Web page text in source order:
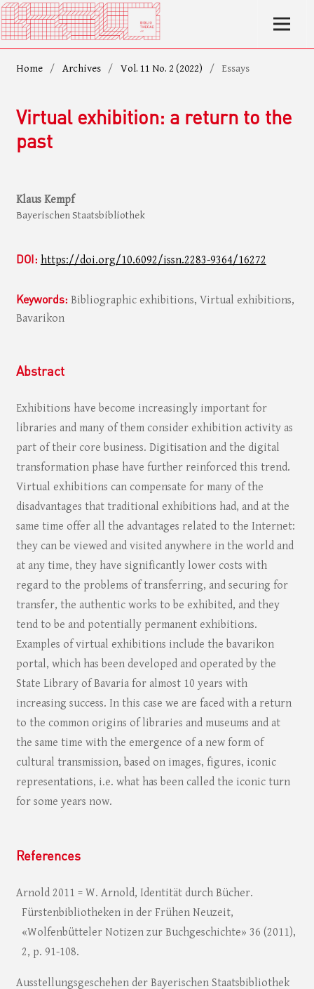
Home / Archives / Vol. 11 No. 2 (2022) / Essays
Virtual exhibition: a return to the
past
Klaus Kempf
Bayerischen Staatsbibliothek
DOI: https://doi.org/10.6092/issn.2283-9364/16272
Keywords: Bibliographic exhibitions, Virtual exhibitions,
Bavarikon
Abstract
Exhibitions have become increasingly important for
libraries and many of them consider exhibition activity as
part of their core business. Digitisation and the digital
transformation phase have further reinforced this trend.
Virtual exhibitions can compensate for many of the
disadvantages that traditional exhibitions had, and at the
same time offer all the advantages related to the Internet:
they can be viewed and visited anywhere in the world and
at any time, they have significantly lower costs with
regard to the problems of transferring, and securing for
transfer, the authentic works to be exhibited, and they
tend to be and potentially permanent exhibitions.
Examples of virtual exhibitions include the bavarikon
portal, which has been developed and operated by the
State Library of Bavaria for almost 10 years with
increasing success. In this case we are faced with a return
to the common origins of libraries and museums and at
the same time with the emergence of a new form of
cultural transmission, based on images, figures, iconic
representations, i.e. what has been called the iconic turn
for some years now.
References
Arnold 2011 = W. Arnold, Identität durch Bücher.
Fürstenbibliotheken in der Frühen Neuzeit,
«Wolfenbütteler Notizen zur Buchgeschichte» 36 (2011),
2, p. 91-108.
Ausstellungsgeschehen der Bayerischen Staatsbibliothek